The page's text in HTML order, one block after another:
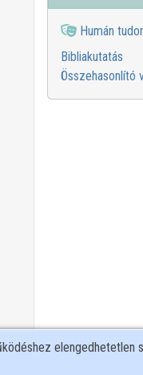
Humán
Bibliakutatás
Összehasonlító